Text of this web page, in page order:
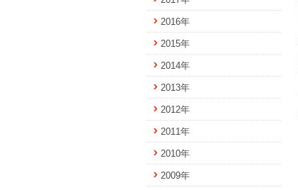
2016年
2015年
2014年
2013年
2012年
2011年
2010年
2009年